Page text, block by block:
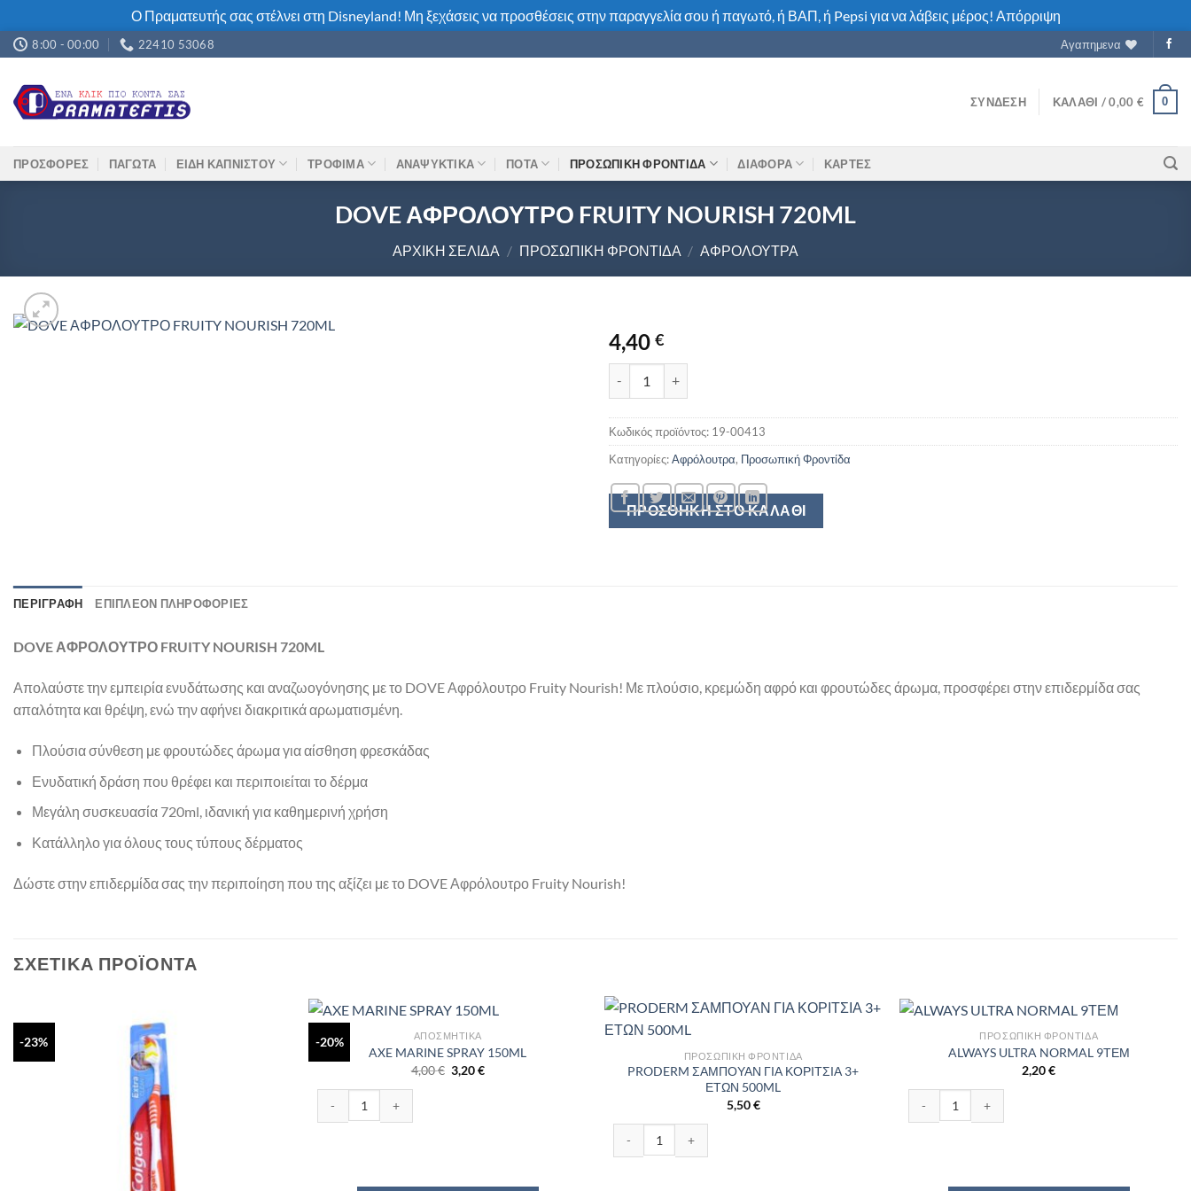
Ο Πραματευτής σας στέλνει στη Disneyland! Μη ξεχάσεις να προσθέσεις στην παραγγελία σου ή παγωτό, ή ΒΑΠ, ή Pepsi για να λάβεις μέρος! Απόρριψη
Μετάβαση
στο
περιεχόμενο
8:00 - 00:00 22410 53068 Αγαπημενα
ΣΎΝΔΕΣΗ ΚΑΛΆΘΙ /0,00 € 0
ΠΡΟΣΦΟΡΕΣ ΠΑΓΩΤΑ ΕΙΔΗ ΚΑΠΝΙΣΤΟΥ ΤΡΟΦΙΜΑ ΑΝΑΨΥΚΤΙΚΑ ΠΟΤΑ ΠΡΟΣΩΠΙΚΗ ΦΡΟΝΤΙΔΑ ΔΙΑΦΟΡΑ ΚΑΡΤΕΣ
DOVE ΑΦΡΟΛΟΥΤΡΟ FRUITY NOURISH 720ML
ΑΡΧΙΚΉ ΣΕΛΊΔΑ / ΠΡΟΣΩΠΙΚΉ ΦΡΟΝΤΊΔΑ / ΑΦΡΌΛΟΥΤΡΑ
4,40 €
ΠΡΟΣΘΉΚΗ ΣΤΟ ΚΑΛΆΘΙ
Κωδικός προϊόντος: 19-00413
Κατηγορίες:Αφρόλουτρα, Προσωπική Φροντίδα
ΠΕΡΙΓΡΑΦΉ ΕΠΙΠΛΈΟΝ ΠΛΗΡΟΦΟΡΊΕΣ
DOVE ΑΦΡΟΛΟΥΤΡΟ FRUITY NOURISH 720ML
Απολαύστε την εμπειρία ενυδάτωσης και αναζωογόνησης με το DOVE Αφρόλουτρο Fruity Nourish! Με πλούσιο, κρεμώδη αφρό και φρουτώδες άρωμα, προσφέρει στην επιδερμίδα σας
απαλότητα και θρέψη, ενώ την αφήνει διακριτικά αρωματισμένη.
Πλούσια σύνθεση με φρουτώδες άρωμα για αίσθηση φρεσκάδας
Ενυδατική δράση που θρέφει και περιποιείται το δέρμα
Μεγάλη συσκευασία 720ml, ιδανική για καθημερινή χρήση
Κατάλληλο για όλους τους τύπους δέρματος
Δώστε στην επιδερμίδα σας την περιποίηση που της αξίζει με το DOVE Αφρόλουτρο Fruity Nourish!
ΣΧΕΤΙΚΆ ΠΡΟΪΌΝΤΑ
-23% -20% ΑΠΟΣΜΗΤΙΚΆ
AXE MARINE SPRAY 150ML
4,00€ Original
price
3,20€Η
ΠΡΟΣΩΠΙΚΉ ΦΡΟΝΤΊΔΑ
PRODERM ΣΑΜΠΟΥΑΝ ΓΙΑ ΚΟΡΙΤΣΙΑ 3+
ΕΤΩΝ 500ML
5,50€
ΠΡΟΣΩΠΙΚΉ ΦΡΟΝΤΊΔΑ
ALWAYS ULTRA NORMAL 9ΤΕΜ
2,20€